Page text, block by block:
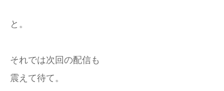
と。
それでは次回の配信も
震えて待て。